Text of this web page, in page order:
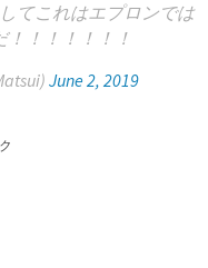
てこれはエプロンでは
！！！！！！
June 2, 2019